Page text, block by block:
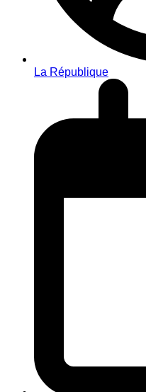
La République